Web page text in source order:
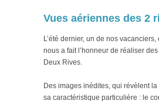
Vues aériennes des 2
L’été dernier, un de nos
nous a fait l’honneur de réaliser
Deux Rives.
Des images inédites, qui révèlent
sa caractéristique particulière : le